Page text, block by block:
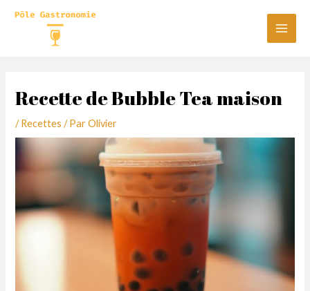
Main
Recette de Bubble Tea maison
/Recettes / ParOlivier